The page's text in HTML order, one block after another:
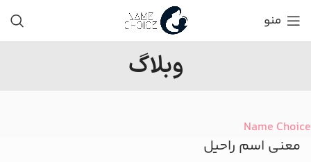
منو
وبلاگ
Name Choice
معنی اسم راحیل